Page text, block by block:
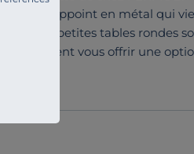
table d’appoint en métal qui
Ces petites tables rondes
cm vient vous offrir une